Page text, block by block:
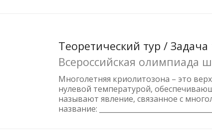
Теоретический тур / Задача
Всероссийская олимпиада
Многолетняя криолитозона – это
нулевой температурой,
называют явление, связанное с
название: